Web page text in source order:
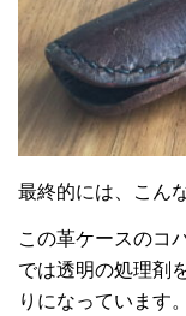
最終的には、こん
この革ケースのコ
では透明の処理剤
りになっています。